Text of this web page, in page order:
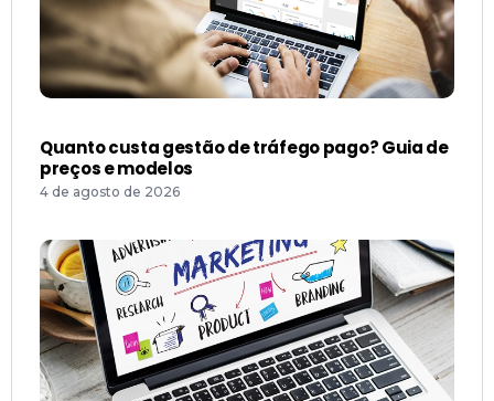
Quanto custa gestão de tráfego pago? Guia de
preços e modelos
4 de agosto de 2026